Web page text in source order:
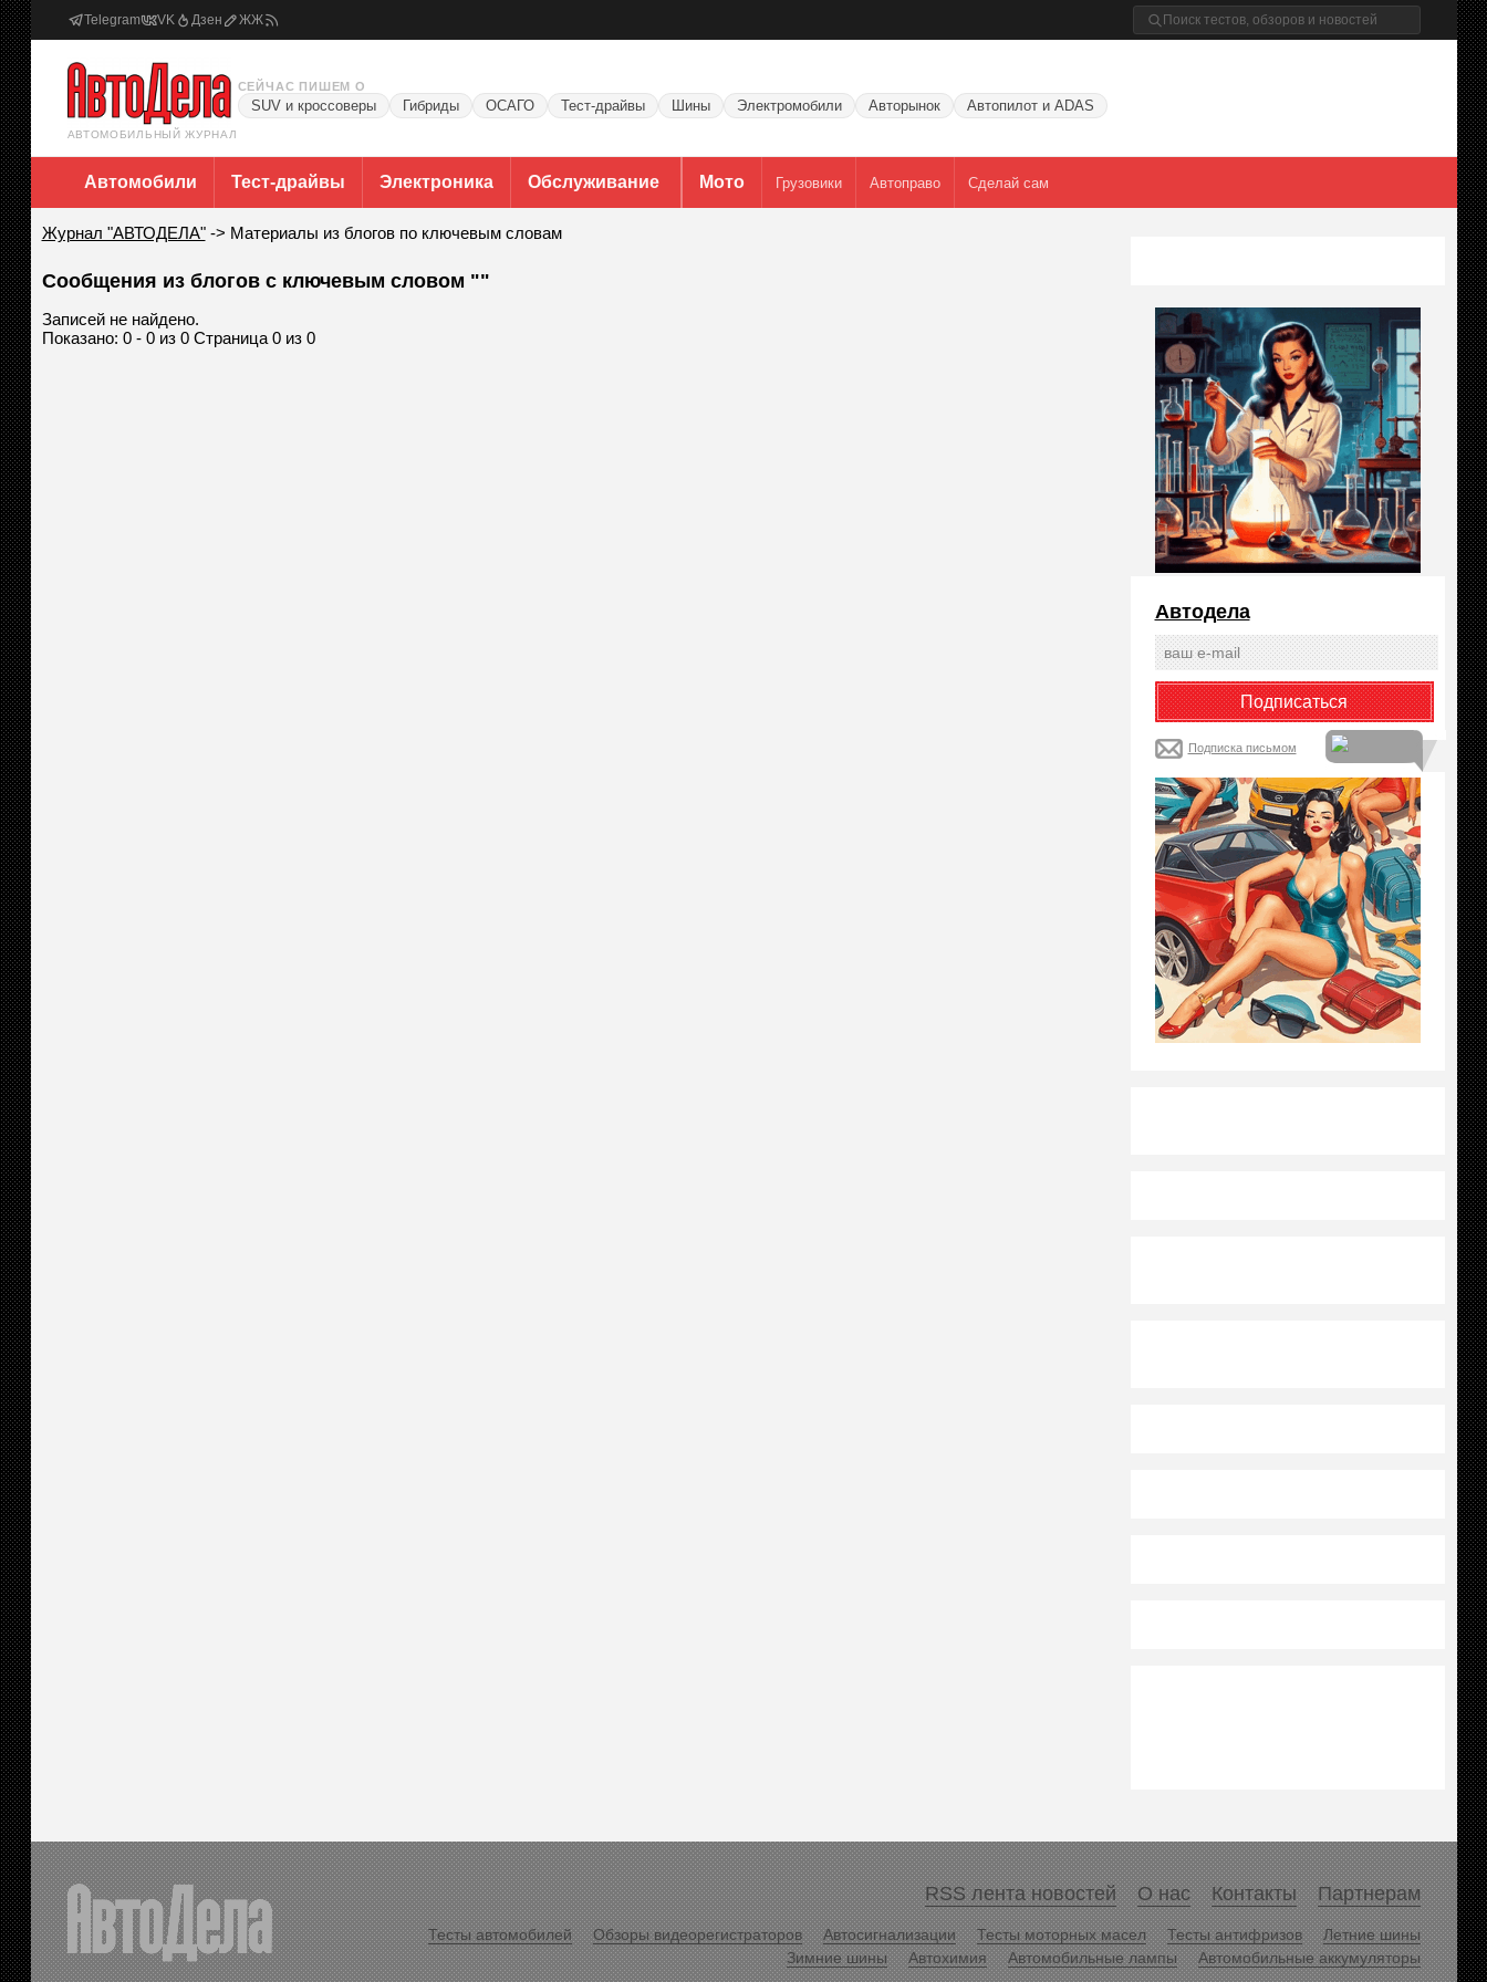
Telegram VK Дзен ЖЖ
АВТОМОБИЛЬНЫЙ ЖУРНАЛ
СЕЙЧАС ПИШЕМ О
SUV и кроссоверы Гибриды ОСАГО Тест-драйвы Шины Электромобили Авторынок Автопилот и ADAS
Автомобили Тест-драйвы Электроника Обслуживание Мото Грузовики Автоправо Сделай сам
Журнал "АВТОДЕЛА"-> Материалы из блогов по ключевым словам
Сообщения из блогов с ключевым словом ""
Записей не найдено.
Показано: 0 - 0 из 0 Страница 0 из 0
Автодела
Подписка письмом
RSS лента новостей О нас Контакты Партнерам
Тесты автомобилей Обзоры видеорегистраторов Автосигнализации Тесты моторных масел Тесты антифризов
Летние шины
Зимние шины
Автохимия Автомобильные лампы Автомобильные аккумуляторы